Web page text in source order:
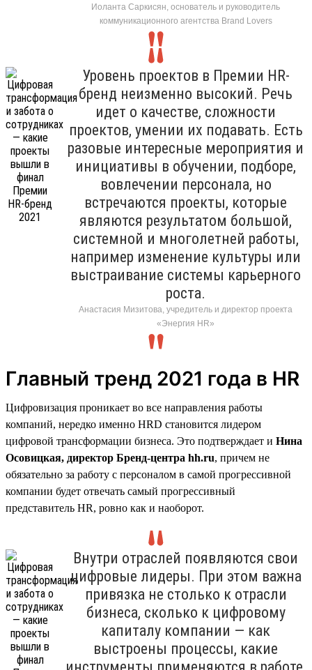
Иоланта Саркисян, основатель и руководитель
коммуникационного агентства Brand Lovers
Уровень проектов в Премии HR-
бренд неизменно высокий. Речь
идет о качестве, сложности
проектов, умении их подавать. Есть
разовые интересные мероприятия и
инициативы в обучении, подборе,
вовлечении персонала, но
встречаются проекты, которые
являются результатом большой,
системной и многолетней работы,
например изменение культуры или
выстраивание системы карьерного
роста.
Анастасия Мизитова, учредитель и директор проекта
«Энергия HR»
Главный тренд 2021 года в HR
Цифровизация проникает во все направления работы
компаний, нередко именно HRD становится лидером
цифровой трансформации бизнеса. Это подтверждает и Нина
Осовицкая, директор Бренд-центра hh.ru, причем не
обязательно за работу с персоналом в самой прогрессивной
компании будет отвечать самый прогрессивный
представитель HR, ровно как и наоборот.
Внутри отраслей появляются свои
цифровые лидеры. При этом важна
привязка не столько к отрасли
бизнеса, сколько к цифровому
капиталу компании — как
выстроены процессы, какие